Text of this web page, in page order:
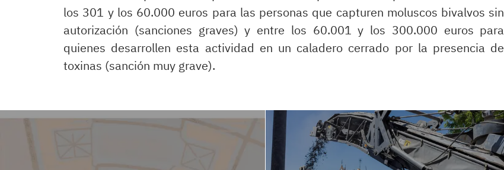
los 301 y los 60.000 euros para las personas que capturen moluscos bivalvos sin
autorización (sanciones graves) y entre los 60.001 y los 300.000 euros para
quienes desarrollen esta actividad en un caladero cerrado por la presencia de
toxinas (sanción muy grave).